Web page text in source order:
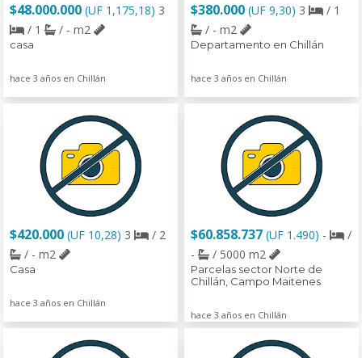
$48.000.000 (UF 1,175,18) 3
/ 1
/ - m2
casa
hace 3 años en Chillán
$380.000 (UF 9,30) 3
/ 1
/ - m2
Departamento en Chillán
hace 3 años en Chillán
$420.000 (UF 10,28) 3
/ 2
/ - m2
Casa
hace 3 años en Chillán
$60.858.737 (UF 1.490) -
/
-
/ 5000 m2
Parcelas sector Norte de
Chillán, Campo Maitenes
hace 3 años en Chillán